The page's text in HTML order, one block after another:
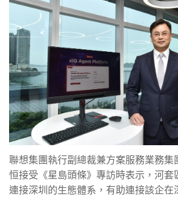
聯想集團執行副總裁兼方案服務業務集
恒接受《星島頭條》專訪時表示，河套
連接深圳的生態體系，有助連接該企在